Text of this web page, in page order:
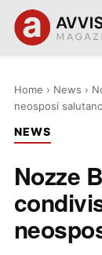
Home › News ›
neosposi
NEWS
Nozze